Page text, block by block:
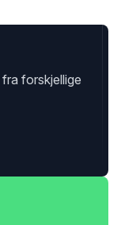
forskjellige